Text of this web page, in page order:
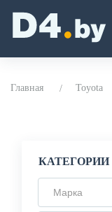
Главная Toyota
КАТЕГОРИИ
Марка